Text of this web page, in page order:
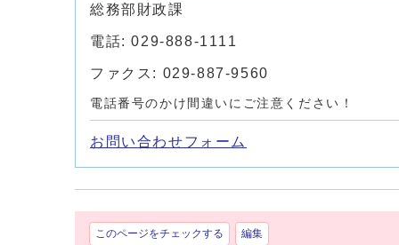
総務部財政課
電話: 029-888-1111
ファクス: 029-887-9560
電話番号のかけ間違いにご注意ください！
お問い合わせフォーム
このページをチェックする 編集